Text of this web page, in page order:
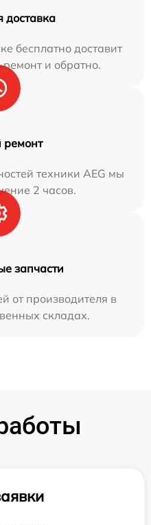
доставка
бесплатно доставит
и обратно.
техники AEG мы
2 часов.
запчасти
от производителя в
складах.